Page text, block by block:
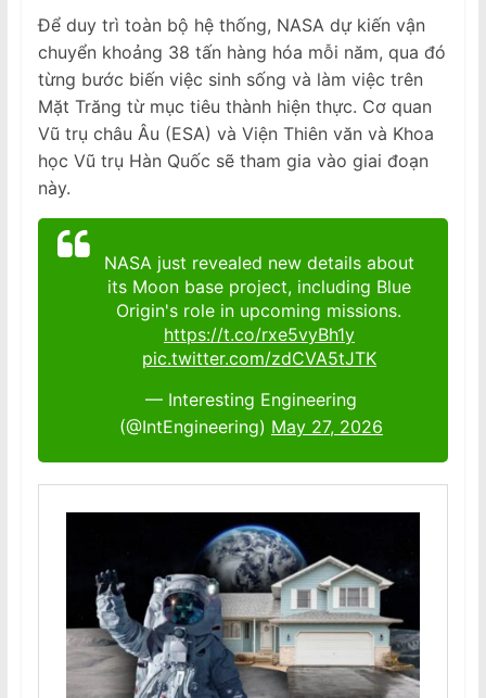
Để duy trì toàn bộ hệ thống, NASA dự kiến vận
chuyển khoảng 38 tấn hàng hóa mỗi năm, qua đó
từng bước biến việc sinh sống và làm việc trên
Mặt Trăng từ mục tiêu thành hiện thực. Cơ quan
Vũ trụ châu Âu (ESA) và Viện Thiên văn và Khoa
học Vũ trụ Hàn Quốc sẽ tham gia vào giai đoạn
này.
NASA just revealed new details about
its Moon base project, including Blue
Origin's role in upcoming missions.
https://t.co/rxe5vyBh1y
pic.twitter.com/zdCVA5tJTK
— Interesting Engineering
(@IntEngineering) May 27, 2026